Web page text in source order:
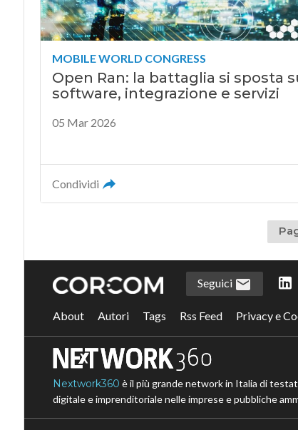
MOBILE WORLD CONGRESS
Open Ran: la battaglia si sposta
software, integrazione e servizi
05 Mar 2026
Condividi
Seguici
About Autori Tags Rss Feed Privacy e
Nextwork360 è il più grande network in Italia di
digitale e imprenditoriale nelle imprese e pubbliche